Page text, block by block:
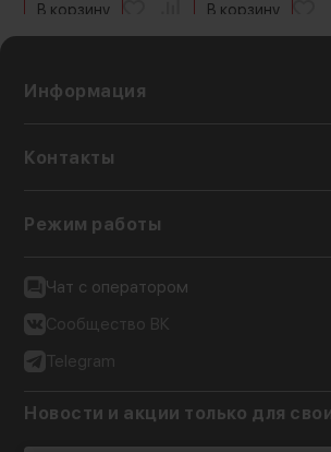
В корзину В корзину
Информация
Контакты
Режим работы
Чат с оператором
Сообщество ВК
Telegram
Новости и акции только для